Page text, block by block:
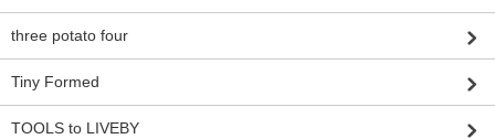
three potato four
Tiny Formed
TOOLS to LIVEBY